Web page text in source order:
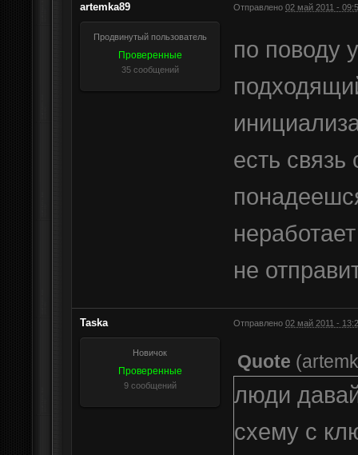
artemka89 Отправлено 02 май 2011 -
Продвинутый пользователь
Проверенные
35 сообщений
по поводу
есть
не
Taska Отправлено 02 май 2011 -
Новичок
Проверенные
9 сообщений
Quote (
люди
схему с